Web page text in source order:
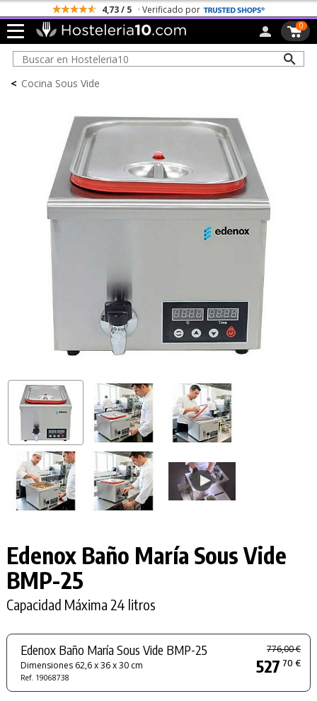
4,73 / 5 · Verificado por
0
< Cocina Sous Vide
Edenox Baño María Sous Vide
BMP-25
Capacidad Máxima 24 litros
Edenox Baño María Sous Vide BMP-25
Dimensiones 62,6 x 36 x 30 cm
Ref. 19068738
776,00 €
527 70 €